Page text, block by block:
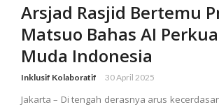
Arsjad Rasjid Bertemu
Matsuo Bahas AI
Muda Indonesia
Inklusif Kolaboratif 30 April 2025
Jakarta – Di tengah derasnya arus